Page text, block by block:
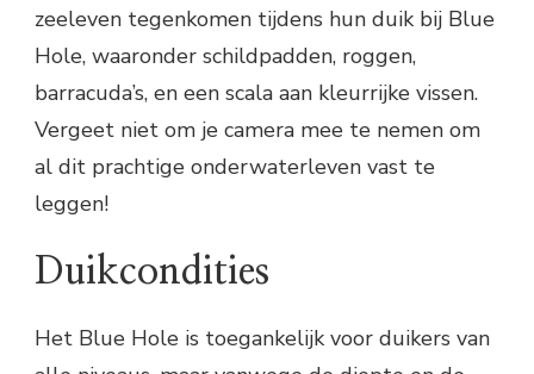
zeeleven tegenkomen tijdens hun duik bij Blue
Hole, waaronder schildpadden, roggen,
barracuda’s, en een scala aan kleurrijke vissen.
Vergeet niet om je camera mee te nemen om
al dit prachtige onderwaterleven vast te
leggen!
Duikcondities
Het Blue Hole is toegankelijk voor duikers van